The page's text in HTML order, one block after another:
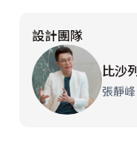
設計團隊
比沙
張靜峰